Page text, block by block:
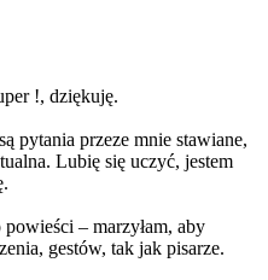
!, dziękuję.
pytania przeze mnie stawiane,
Lubię się uczyć, jestem
powieści – marzyłam, aby
gestów, tak jak pisarze.